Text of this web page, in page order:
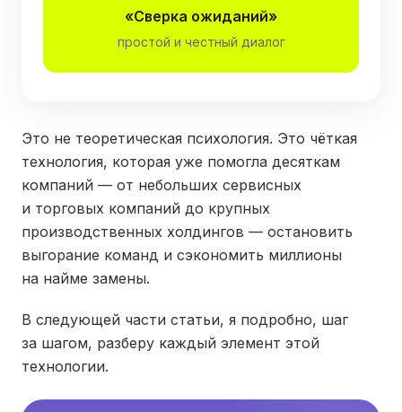
«Сверка ожиданий»
простой и честный диалог
Это не теоретическая психология. Это чёткая
технология, которая уже помогла десяткам
компаний — от небольших сервисных
и торговых компаний до крупных
производственных холдингов — остановить
выгорание команд и сэкономить миллионы
на найме замены.
В следующей части статьи, я подробно, шаг
за шагом, разберу каждый элемент этой
технологии.